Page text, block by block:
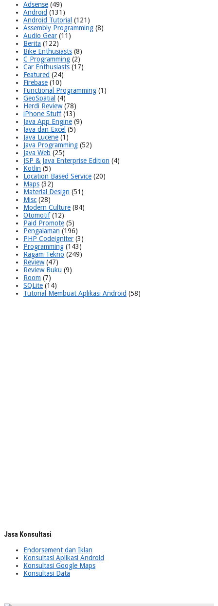
Adsense (49)
Android (131)
Android Tutorial (121)
Assembly Programming (8)
Audio Gear (11)
Berita (122)
Bike Enthusiasts (8)
C Programming (2)
Car Enthusiasts (17)
Featured (24)
Firebase (10)
Functional Programming (1)
GeoSpatial (4)
Herdi Review(78)
iPhone Stuff(13)
Java App Engine (9)
Java dan Excel (5)
Java Lucene (1)
Java Programming (52)
Java Web (25)
JSP & Java Enterprise Edition (4)
Kotlin (5)
Location Based Service (20)
Maps (32)
Material Design (51)
Misc (28)
Modern Culture (84)
Otomotif(12)
Paid Promote (5)
Pengalaman (196)
PHP Codeigniter (3)
Programming (143)
Ragam Tekno (249)
Review(47)
Review Buku (9)
Room (7)
SQLite (14)
Tutorial Membuat Aplikasi Android (58)
Jasa Konsultasi
Endorsement dan Iklan
Konsultasi Aplikasi Android
Konsultasi Google Maps
Konsultasi Data